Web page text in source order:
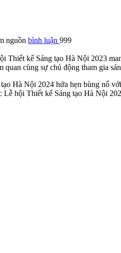
nguồn bình luận 999
Thiết kế Sáng tạo Hà Nội 2023
cùng sự chủ động tham gia
Lễ hội Thiết kế Sáng tạo Hà Nội